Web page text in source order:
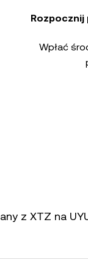
Wpłać
z XTZ na